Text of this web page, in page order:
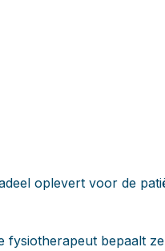
oplevert voor de
fysiotherapeut bepaalt